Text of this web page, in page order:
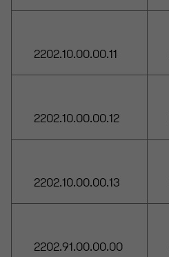
2202.10.00.00.11
2202.10.00.00.12
2202.10.00.00.13
2202.91.00.00.00